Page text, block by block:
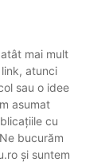
mai mult
atunci
sau o idee
asumat
cu
bucurăm
și suntem